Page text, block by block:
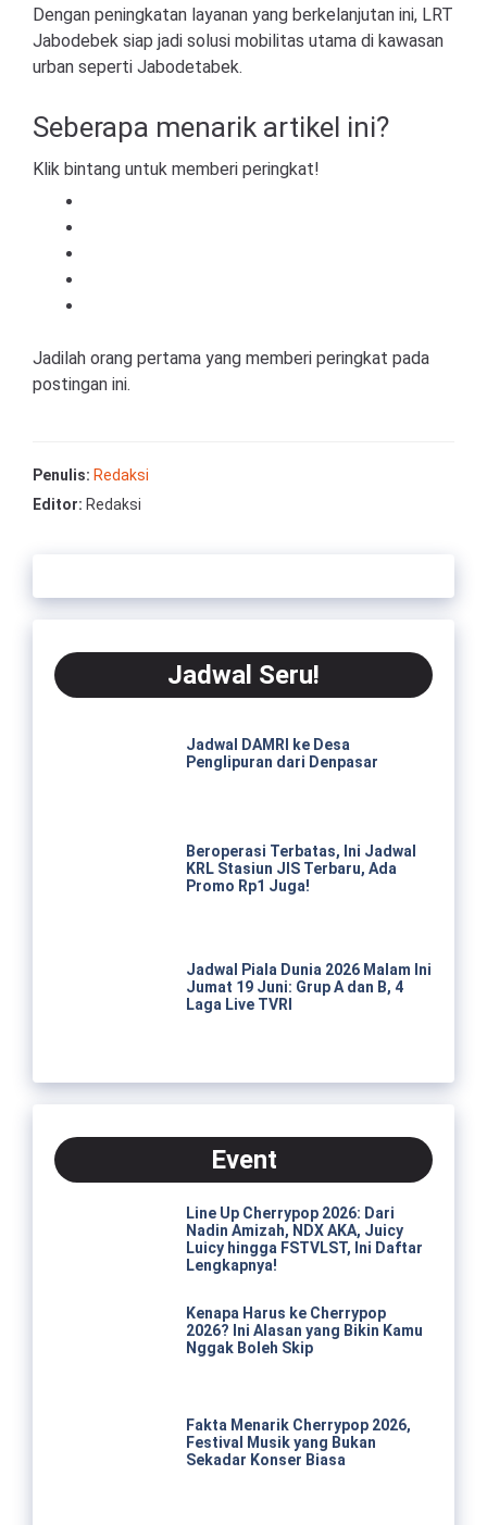
Dengan peningkatan layanan yang berkelanjutan ini, LRT
Jabodebek siap jadi solusi mobilitas utama di kawasan
urban seperti Jabodetabek.
Seberapa menarik artikel ini?
Klik bintang untuk memberi peringkat!
Jadilah orang pertama yang memberi peringkat pada
postingan ini.
Penulis: Redaksi
Editor: Redaksi
Jadwal Seru!
Jadwal DAMRI ke Desa
Penglipuran dari Denpasar
Beroperasi Terbatas, Ini Jadwal
KRL Stasiun JIS Terbaru, Ada
Promo Rp1 Juga!
Jadwal Piala Dunia 2026 Malam Ini
Jumat 19 Juni: Grup A dan B, 4
Laga Live TVRI
Event
Line Up Cherrypop 2026: Dari
Nadin Amizah, NDX AKA, Juicy
Luicy hingga FSTVLST, Ini Daftar
Lengkapnya!
Kenapa Harus ke Cherrypop
2026? Ini Alasan yang Bikin Kamu
Nggak Boleh Skip
Fakta Menarik Cherrypop 2026,
Festival Musik yang Bukan
Sekadar Konser Biasa